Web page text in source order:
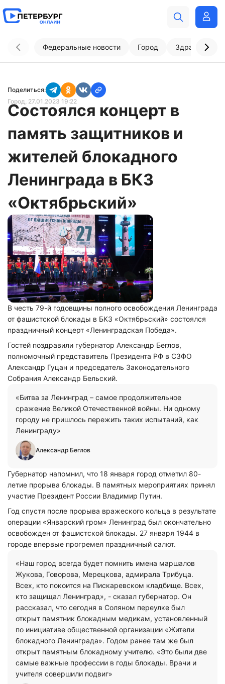
Федеральные новости Город
Поделиться:
Город, 27.01.2023 19:22
Состоялся концерт в
память защитников и
жителей блокадного
Ленинграда в БКЗ
«Октябрьский»
В честь 79-й годовщины полного освобождения Ленинграда
от фашистской блокады в БКЗ «Октябрьский» состоялся
праздничный концерт «Ленинградская Победа».
Гостей поздравили губернатор Александр Беглов,
полномочный представитель Президента РФ в СЗФО
Александр Гуцан и председатель Законодательного
Собрания Александр Бельский.
«Битва за Ленинград – самое продолжительное
сражение Великой Отечественной войны. Ни одному
городу не пришлось пережить таких испытаний, как
Ленинграду»
Александр Беглов
Губернатор напомнил, что 18 января город отметил 80-
летие прорыва блокады. В памятных мероприятиях принял
участие Президент России Владимир Путин.
Год спустя после прорыва вражеского кольца в результате
операции «Январский гром» Ленинград был окончательно
освобожден от фашистской блокады. 27 января 1944 в
городе впервые прогремел праздничный салют.
«Наш город всегда будет помнить имена маршалов
Жукова, Говорова, Мерецкова, адмирала Трибуца.
Всех, кто покоится на Пискаревском кладбище. Всех,
кто защищал Ленинград», - сказал губернатор. Он
рассказал, что сегодня в Соляном переулке был
открыт памятник блокадным медикам, установленный
по инициативе общественной организации «Жители
блокадного Ленинграда». Годом ранее там же был
открыт памятным блокадному учителю. «Это были две
самые важные профессии в годы блокады. Врачи и
учителя совершили подвиг»